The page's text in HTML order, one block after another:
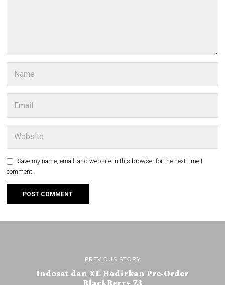
Save my name, email, and website in this browser for the next time I
comment.
PREVIOUS STORY
Indosat dan XL Hadirkan Pre-Order